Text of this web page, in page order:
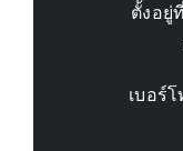
ตั้งอยู่
เบอร์